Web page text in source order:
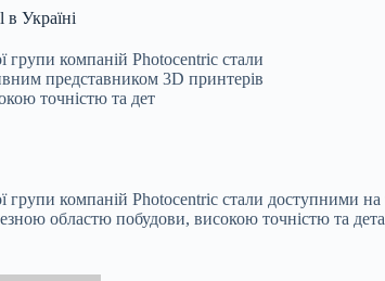
Україні
групи компаній Photocentric стали
представником 3D принтерів
точністю та дет
групи компаній Photocentric стали доступними
областю побудови, високою точністю та